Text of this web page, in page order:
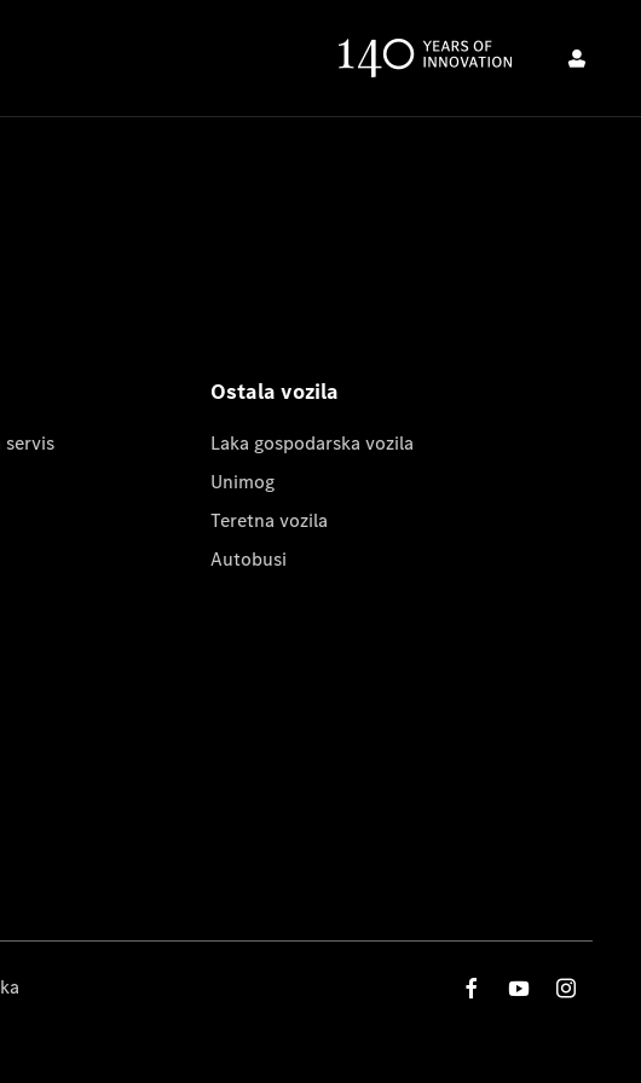
servis
Ostala vozila
Laka gospodarska vozila
Unimog
Teretna vozila
Autobusi